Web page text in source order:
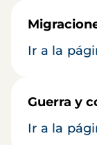
Ir a la
Guerra y
Ir a la